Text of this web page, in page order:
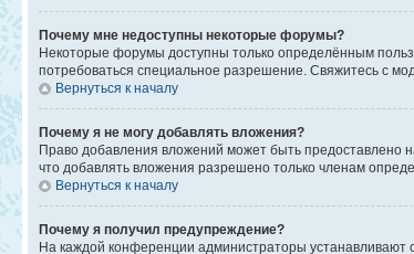
Почему мне недоступны некоторые форумы?
Некоторые форумы доступны только определённым
потребоваться специальное разрешение. Свяжитесь с
Вернуться к началу
Почему я не могу добавлять вложения?
Право добавления вложений может быть предоставлено
что добавлять вложения разрешено только членам
Вернуться к началу
Почему я получил предупреждение?
На каждой конференции администраторы